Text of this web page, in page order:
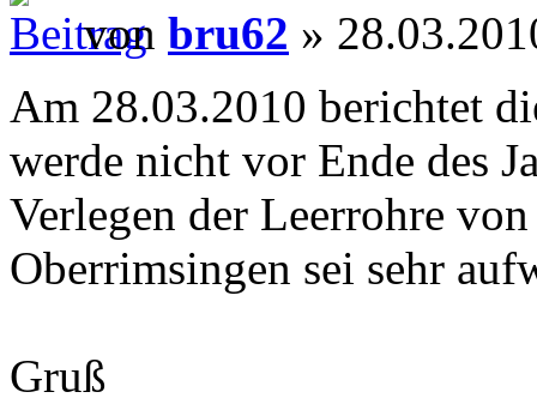
von bru62 »
Am 28.03.2010 berichtet
werde nicht vor Ende des
Verlegen der Leerrohre
Oberrimsingen sei sehr
Gruß